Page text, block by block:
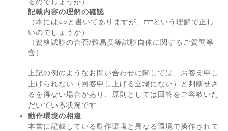
記載内容の理解の確認
（本には○○と書いてありますが、□□という理解で正し
いのでしょうか）
（資格試験の合否/難易度等試験自体に関するご質問等
含）
上記の例のようなお問い合わせに関しては、お答え申し
上げられない（回答申し上げる立場にない）と判断せざ
るを得ない場合があり、原則としては回答をご容赦いた
だいている状況です
動作環境の相違
本書に記載している動作環境と異なる環境で操作されて